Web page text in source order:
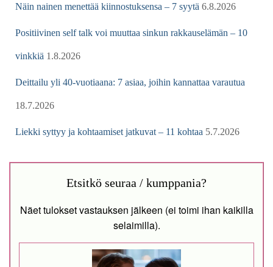
Näin nainen menettää kiinnostuksensa – 7 syytä 6.8.2026
Positiivinen self talk voi muuttaa sinkun rakkauselämän – 10
vinkkiä 1.8.2026
Deittailu yli 40-vuotiaana: 7 asiaa, joihin kannattaa varautua
18.7.2026
Liekki syttyy ja kohtaamiset jatkuvat – 11 kohtaa 5.7.2026
Etsitkö seuraa / kumppania?
Näet tulokset vastauksen jälkeen (ei toimi ihan kaikilla
selaimilla).